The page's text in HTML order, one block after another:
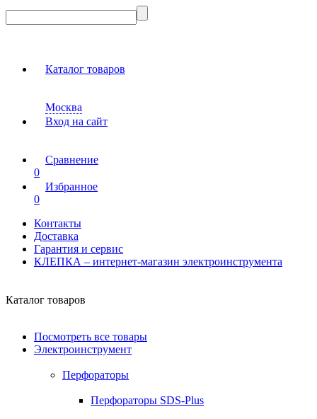
Каталог товаров
Москва
Вход на сайт
Сравнение
0
Избранное
0
Контакты
Доставка
Гарантия и сервис
КЛЕПКА – интернет-магазин электроинструмента
Каталог товаров
Посмотреть все товары
Электроинструмент
Перфораторы
Перфораторы SDS-Plus